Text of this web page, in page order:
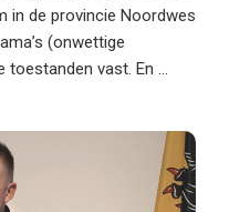
in de provincie Noordwes
(onwettige
vast. En ...